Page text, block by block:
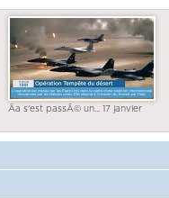
Ãa s'est passÃ© un... 17 janvier